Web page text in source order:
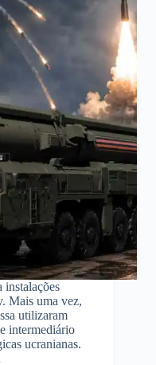
instalações
Mais uma vez,
utilizaram
intermediário
ucranianas.